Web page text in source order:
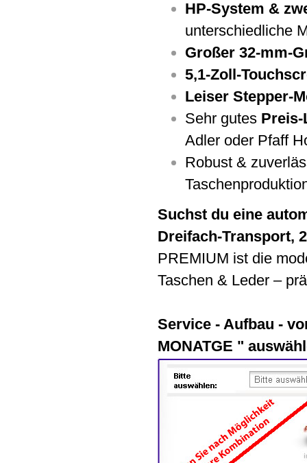
HP-System &
unterschiedliche
Großer 32-mm-
5,1-Zoll-
Leiser Stepper-
Sehr gutes
Adler oder Pfaff
Robust &
Suchst du eine
Dreifach-Transport,
PREMIUM ist die
Taschen & Leder –
Service - Aufbau -
MONATGE "